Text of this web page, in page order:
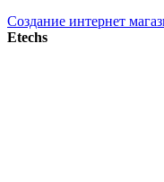
Создание интернет
Etechs